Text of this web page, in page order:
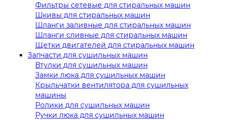
Фильтры сетевые для стиральных машин
Шкивы для стиральных машин
Шланги заливные для стиральных машин
Шланги сливные для стиральных машин
Щетки двигателей для стиральных машин
Запчасти для сушильных машин
Втулки для сушильных машин
Замки люка для сушильных машин
Крыльчатки вентилятора для сушильных
машины
Ролики для сушильных машин
Ручки люка для сушильных машин